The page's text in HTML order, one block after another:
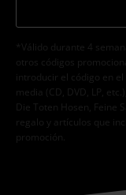
*Válido durante 4
otros códigos
introducir el código en
media (CD, DVD, LP,
Die Toten Hosen, Feine
regalo y artículos que
promoción.